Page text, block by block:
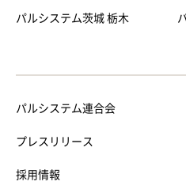
パルシステム茨城 栃木
パルシステム連合会
プレスリリース
採用情報